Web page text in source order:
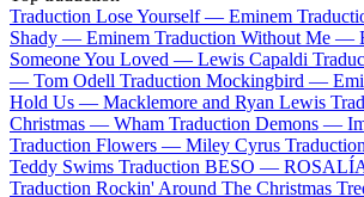
Traduction Lose Yourself — Eminem
Shady — Eminem Traduction Without Me —
Someone You Loved — Lewis Capaldi
— Tom Odell Traduction Mockingbird —
Hold Us — Macklemore and Ryan Lewis
Christmas — Wham Traduction Demons —
Traduction Flowers — Miley Cyrus
Teddy Swims Traduction BESO —
Traduction Rockin' Around The Christmas